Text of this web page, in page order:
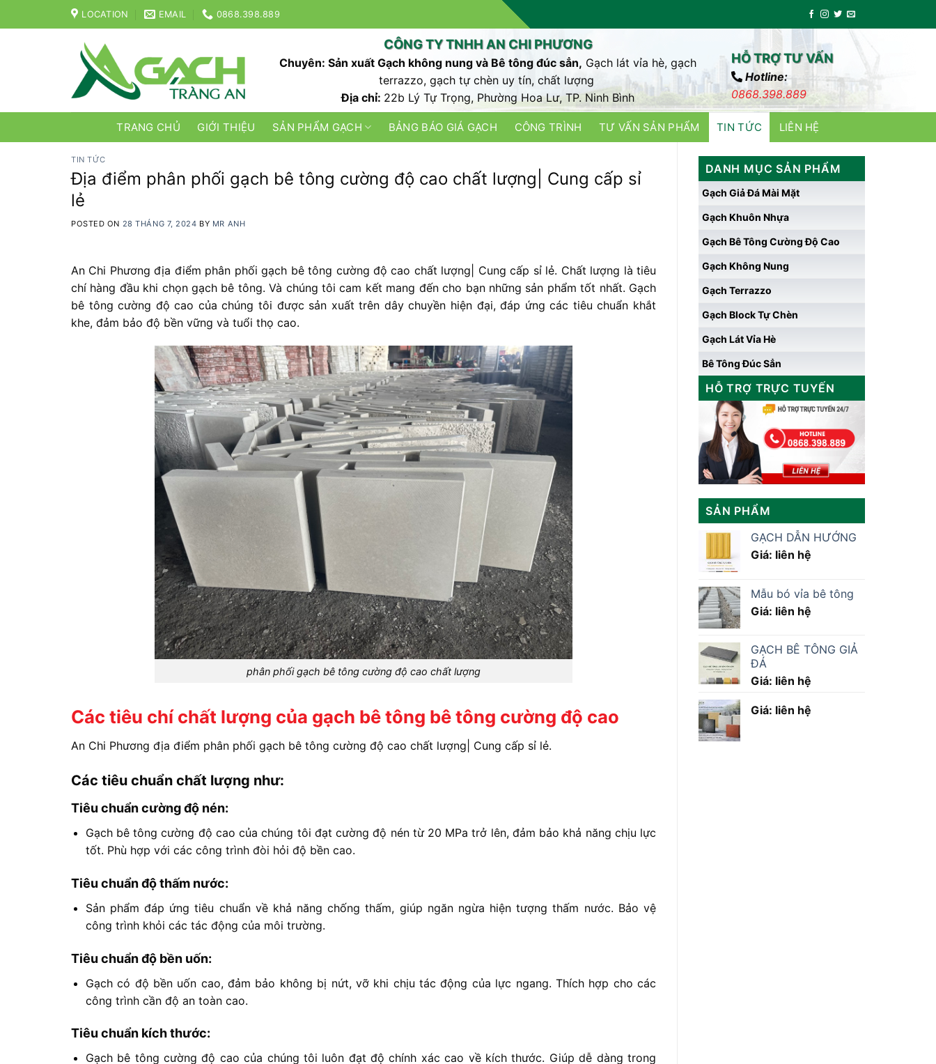
to
LOCATION EMAIL 0868.398.889
CÔNG TY TNHH AN CHI PHƯƠNG
Chuyên: Sản xuất Gạch không nung và Bê tông đúc sẳn, Gạch lát vỉa hè, gạch
terrazzo, gạch tự chèn uy tín, chất lượng
Địa chỉ: 22b Lý Tự Trọng, Phường Hoa Lư, TP. Ninh Bình
HỖ TRỢ TƯ VẤN
Hotline:
0868.398.889
TRANG CHỦ GIỚI THIỆU SẢN PHẨM GẠCH BẢNG BÁO GIÁ GẠCH CÔNG TRÌNH TƯ VẤN SẢN PHẨM TIN TỨC LIÊN HỆ
TIN TỨC
Địa điểm phân phối gạch bê tông cường độ cao chất lượng| Cung cấp sỉ
lẻ
POSTED ON 28 THÁNG 7, 2024 BY MR ANH
An Chi Phương địa điểm phân phối gạch bê tông cường độ cao chất lượng| Cung cấp sỉ lẻ. Chất lượng là tiêu
chí hàng đầu khi chọn gạch bê tông. Và chúng tôi cam kết mang đến cho bạn những sản phẩm tốt nhất. Gạch
bê tông cường độ cao của chúng tôi được sản xuất trên dây chuyền hiện đại, đáp ứng các tiêu chuẩn khắt
khe, đảm bảo độ bền vững và tuổi thọ cao.
phân phối gạch bê tông cường độ cao chất lượng
Các tiêu chí chất lượng của gạch bê tông bê tông cường độ cao
An Chi Phương địa điểm phân phối gạch bê tông cường độ cao chất lượng| Cung cấp sỉ lẻ.
Các tiêu chuẩn chất lượng như:
Tiêu chuẩn cường độ nén:
Gạch bê tông cường độ cao của chúng tôi đạt cường độ nén từ 20 MPa trở lên, đảm bảo khả năng chịu lực
tốt. Phù hợp với các công trình đòi hỏi độ bền cao.
Tiêu chuẩn độ thấm nước:
Sản phẩm đáp ứng tiêu chuẩn về khả năng chống thấm, giúp ngăn ngừa hiện tượng thấm nước. Bảo vệ
công trình khỏi các tác động của môi trường.
Tiêu chuẩn độ bền uốn:
Gạch có độ bền uốn cao, đảm bảo không bị nứt, vỡ khi chịu tác động của lực ngang. Thích hợp cho các
công trình cần độ an toàn cao.
Tiêu chuẩn kích thước:
Gạch bê tông cường độ cao của chúng tôi luôn đạt độ chính xác cao về kích thước. Giúp dễ dàng trong
DANH MỤC SẢN PHẨM
Gạch Giả Đá Mài Mặt
Gạch Khuôn Nhựa
Gạch Bê Tông Cường Độ Cao
Gạch Không Nung
Gạch Terrazzo
Gạch Block Tự Chèn
Gạch Lát Vỉa Hè
Bê Tông Đúc Sẳn
HỖ TRỢ TRỰC TUYẾN
SẢN PHẨM
GẠCH DẪN HƯỚNG
Giá: liên hệ
Mẫu bó vỉa bê tông
Giá: liên hệ
GẠCH BÊ TÔNG GIẢ
ĐÁ
Giá: liên hệ
Giá: liên hệ